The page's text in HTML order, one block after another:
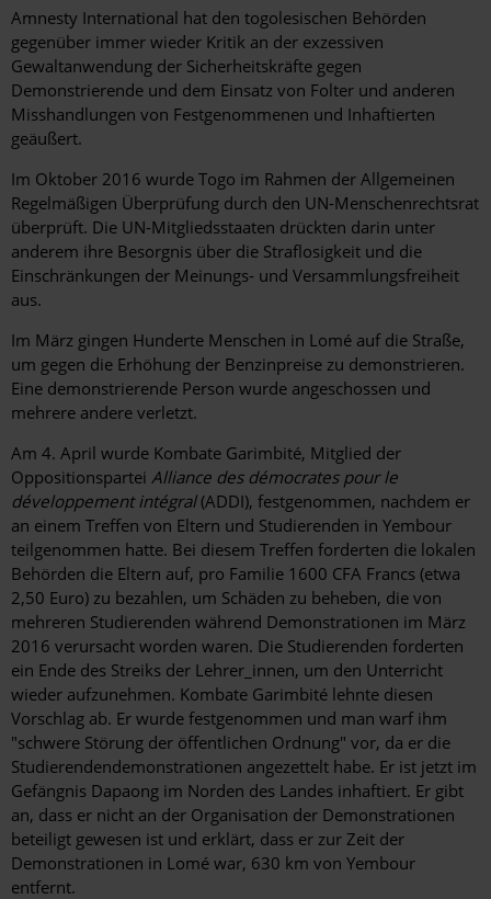
Amnesty International hat den togolesischen Behörden
gegenüber immer wieder Kritik an der exzessiven
Gewaltanwendung der Sicherheitskräfte gegen
Demonstrierende und dem Einsatz von Folter und anderen
Misshandlungen von Festgenommenen und Inhaftierten
geäußert.
Im Oktober 2016 wurde Togo im Rahmen der Allgemeinen
Regelmäßigen Überprüfung durch den UN-Menschenrechtsrat
überprüft. Die UN-Mitgliedsstaaten drückten darin unter
anderem ihre Besorgnis über die Straflosigkeit und die
Einschränkungen der Meinungs- und Versammlungsfreiheit
aus.
Im März gingen Hunderte Menschen in Lomé auf die Straße,
um gegen die Erhöhung der Benzinpreise zu demonstrieren.
Eine demonstrierende Person wurde angeschossen und
mehrere andere verletzt.
Am 4. April wurde Kombate Garimbité, Mitglied der
Oppositionspartei Alliance des démocrates pour le
développement intégral(ADDI), festgenommen, nachdem er
an einem Treffen von Eltern und Studierenden in Yembour
teilgenommen hatte. Bei diesem Treffen forderten die lokalen
Behörden die Eltern auf, pro Familie 1600 CFA Francs (etwa
2,50 Euro) zu bezahlen, um Schäden zu beheben, die von
mehreren Studierenden während Demonstrationen im März
2016 verursacht worden waren. Die Studierenden forderten
ein Ende des Streiks der Lehrer_innen, um den Unterricht
wieder aufzunehmen. Kombate Garimbité lehnte diesen
Vorschlag ab. Er wurde festgenommen und man warf ihm
"schwere Störung der öffentlichen Ordnung" vor, da er die
Studierendendemonstrationen angezettelt habe. Er ist jetzt im
Gefängnis Dapaong im Norden des Landes inhaftiert. Er gibt
an, dass er nicht an der Organisation der Demonstrationen
beteiligt gewesen ist und erklärt, dass er zur Zeit der
Demonstrationen in Lomé war, 630 km von Yembour
entfernt.